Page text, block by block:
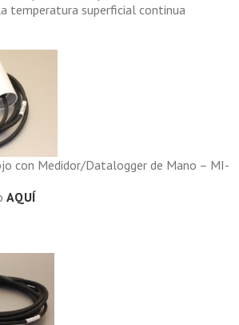
temperatura superficial continua
con Medidor/Datalogger de Mano – MI-
AQUÍ